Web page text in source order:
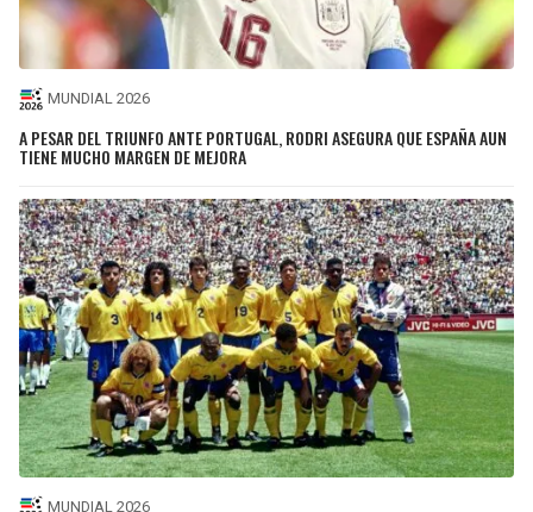
MUNDIAL 2026
A PESAR DEL TRIUNFO ANTE PORTUGAL, RODRI ASEGURA QUE ESPAÑA AUN
TIENE MUCHO MARGEN DE MEJORA
MUNDIAL 2026